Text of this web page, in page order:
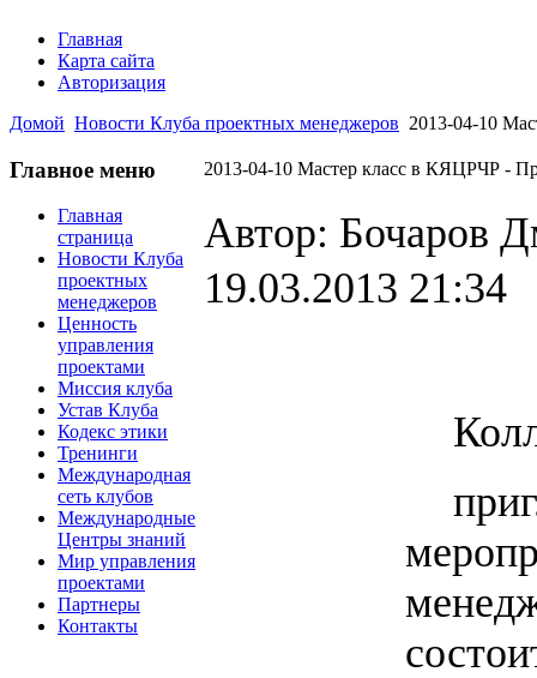
Главная
Карта сайта
Авторизация
Домой Новости Клуба проектных менеджеров 2013-04-10
Главное меню
Главная
страница
Новости Клуба
проектных
менеджеров
Ценность
управления
проектами
Миссия клуба
Устав Клуба
Кодекс этики
Тренинги
Международная
сеть клубов
Международные
Центры знаний
Мир управления
проектами
Партнеры
Контакты
2013-04-10 Мастер класс в КЯЦРЧР -
Автор: Бочаров
19.03.2013 21:34